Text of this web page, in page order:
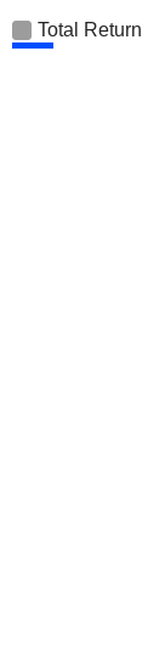
Total Return